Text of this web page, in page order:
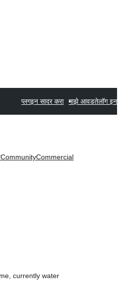
प्लगइन सादर करा माझे आवडतेलॉग इन
CommunityCommercial
currently water